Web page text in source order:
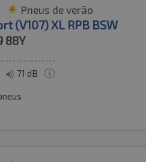
Pneus de verão
(V107) XL RPB BSW
88Y
71 dB